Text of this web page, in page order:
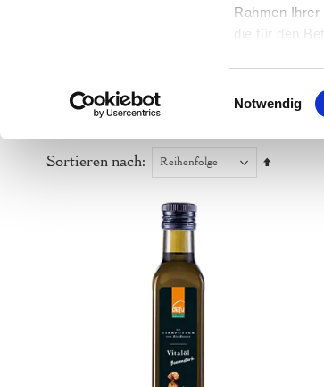
Rahmen
die für den
Notwendig
Sortieren nach
Absteigend